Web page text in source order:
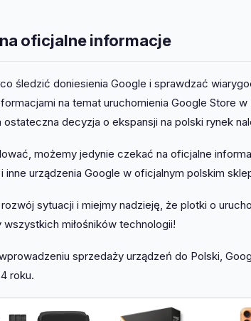
oficjalne informacje
śledzić doniesienia Google i sprawdzać
na temat uruchomienia Google Store
ostateczna decyzja o ekspansji na polski rynek
możemy jedynie czekać na oficjalne
inne urządzenia Google w oficjalnym polskim
sytuacji i miejmy nadzieję, że plotki o
miłośników technologii!
sprzedaży urządzeń do Polski,
roku.